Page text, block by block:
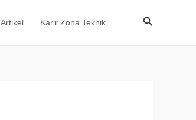
Artikel Karir Zona Teknik Cari